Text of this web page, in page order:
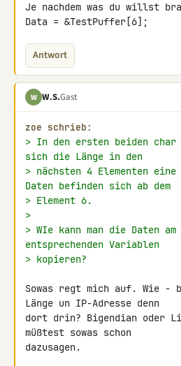
Je nachdem was du willst
Data = &TestPuffer[6];
Antwort
W W.S.Gast
zoe schrieb:
> In den ersten beiden char
sich die Länge in den
> nächsten 4 Elementen
Daten befinden sich ab dem
> Element 6.
>
> WIe kann man die Daten
entsprechenden Variablen
> kopieren?
Sowas regt mich auf. Wie -
Länge un IP-Adresse denn
dort drin? Bigendian oder
müßtest sowas schon
dazusagen.